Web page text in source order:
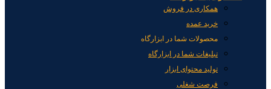
همکاری در فروش
خرید عمده
محصولات شما در ابزارگاه
تبلیغات شما در ابزارگاه
تولید محتوای ابزار
فرصت شغلی